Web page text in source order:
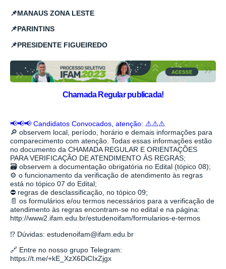
📌MANAUS ZONA LESTE
📌PARINTINS
📌PRESIDENTE FIGUEIREDO
Chamada Regular publicada!
📢📢📢 Candidatos Convocados, atenção: ⚠️⚠️⚠️
🔎 observem local, período, horário e demais informações para
comparecimento com atenção. Todas essas informações estão
no documento da CHAMADA REGULAR E ORIENTAÇÕES
PARA VERIFICAÇÃO DE ATENDIMENTO ÀS REGRAS;
🗃️ observem a documentação obrigatória no Edital (tópico 08);
⚙️ o funcionamento da verificação de atendimento às regras
está no tópico 07 do Edital;
⛔ regras de desclassificação, no tópico 09;
📄 os formulários e/ou termos necessários para a verificação de
atendimento às regras encontram-se no edital e na página:
http://www2.ifam.edu.br/estudenoifam/formularios-e-termos
⁉️ Dúvidas: estudenoifam@ifam.edu.br
🔗 Entre no nosso grupo Telegram:
https://t.me/+kE_XzX6DiCIxZjgx